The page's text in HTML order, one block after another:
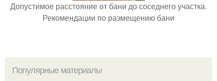
Допустимое расстояние от бани до соседнего участка.
Рекомендации по размещению бани
Популярные материалы